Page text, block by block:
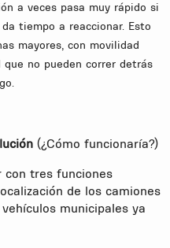
a veces pasa muy rápido si
tiempo a reaccionar. Esto
mayores, con movilidad
no pueden correr detrás
(¿Cómo funcionaría?)
con tres funciones
de los camiones
municipales ya